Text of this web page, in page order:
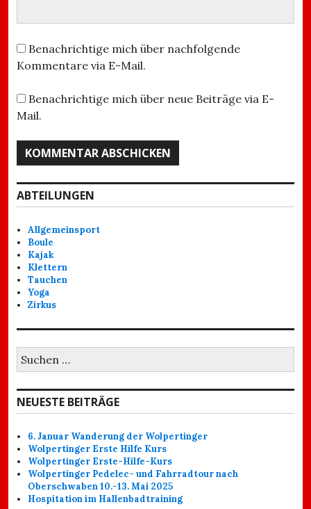
Benachrichtige mich über nachfolgende
Kommentare via E-Mail.
Benachrichtige mich über neue Beiträge via E-
Mail.
ABTEILUNGEN
Allgemeinsport
Boule
Kajak
Klettern
Tauchen
Yoga
Zirkus
nach:
NEUESTE BEITRÄGE
6. Januar Wanderung der Wolpertinger
Wolpertinger Erste Hilfe Kurs
Wolpertinger Erste-Hilfe-Kurs
Wolpertinger Pedelec- und Fahrradtour nach
Oberschwaben 10.-13. Mai 2025
Hospitation im Hallenbadtraining